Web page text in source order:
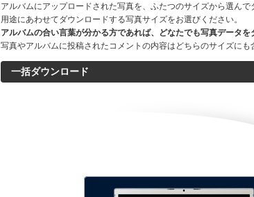
アルバムにアップロードされた写真を、ふたつのサイズから選んで
用途にあわせてダウンロードする写真サイズをお選びください。
アルバムの合い言葉が分かる方であれば、どなたでも写真データを
写真やアルバムに投稿されたコメントの内容はどちらのサイズにも
一括ダウンロード